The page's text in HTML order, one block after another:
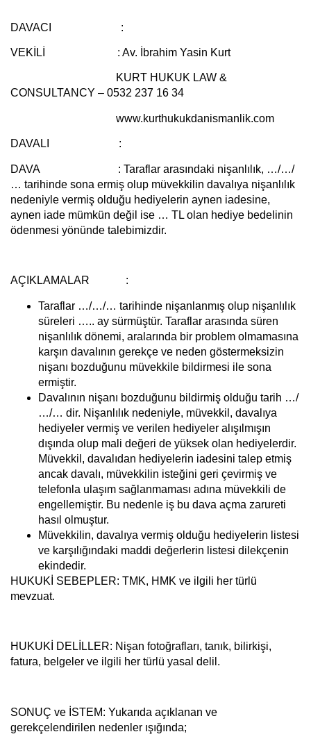
DAVACI :
VEKİLİ : Av. İbrahim Yasin Kurt
KURT HUKUK LAW &
CONSULTANCY – 0532 237 16 34
www.kurthukukdanismanlik.com
DAVALI :
DAVA : Taraflar arasındaki nişanlılık, …/…/
… tarihinde sona ermiş olup müvekkilin davalıya nişanlılık
nedeniyle vermiş olduğu hediyelerin aynen iadesine,
aynen iade mümkün değil ise … TL olan hediye bedelinin
ödenmesi yönünde talebimizdir.
AÇIKLAMALAR :
Taraflar …/…/… tarihinde nişanlanmış olup nişanlılık
süreleri ….. ay sürmüştür. Taraflar arasında süren
nişanlılık dönemi, aralarında bir problem olmamasına
karşın davalının gerekçe ve neden göstermeksizin
nişanı bozduğunu müvekkile bildirmesi ile sona
ermiştir.
Davalının nişanı bozduğunu bildirmiş olduğu tarih …/
…/… dir. Nişanlılık nedeniyle, müvekkil, davalıya
hediyeler vermiş ve verilen hediyeler alışılmışın
dışında olup mali değeri de yüksek olan hediyelerdir.
Müvekkil, davalıdan hediyelerin iadesini talep etmiş
ancak davalı, müvekkilin isteğini geri çevirmiş ve
telefonla ulaşım sağlanmaması adına müvekkili de
engellemiştir. Bu nedenle iş bu dava açma zarureti
hasıl olmuştur.
Müvekkilin, davalıya vermiş olduğu hediyelerin listesi
ve karşılığındaki maddi değerlerin listesi dilekçenin
ekindedir.
HUKUKİ SEBEPLER: TMK, HMK ve ilgili her türlü
mevzuat.
HUKUKİ DELİLLER: Nişan fotoğrafları, tanık, bilirkişi,
fatura, belgeler ve ilgili her türlü yasal delil.
SONUÇ ve İSTEM: Yukarıda açıklanan ve
gerekçelendirilen nedenler ışığında;